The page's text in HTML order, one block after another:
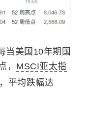
当美国10年期国
， MSCI亚太指
平均跌幅达